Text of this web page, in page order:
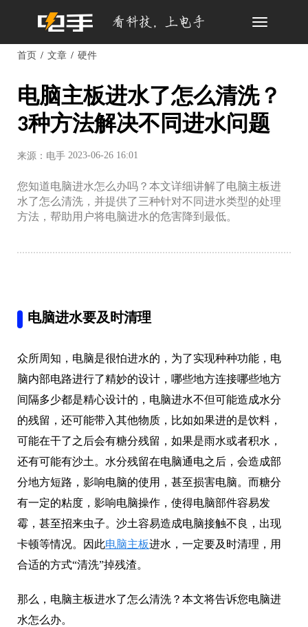
Toggle
首页 文章 硬件
电脑主板进水了怎么清洗？
3种方法解决不同进水问题
来源：电手 2023-06-26 16:01
您知道电脑进水怎么办吗？本文详细讲解了电脑主板进
水了怎么清洗，并提供了三种针对不同进水类型的处理
方法，帮助用户将电脑进水的危害降到最低。
电脑进水要及时清理
众所周知，电脑是很怕进水的，为了实现种种功能，电
脑内部电路进行了精妙的设计，哪些地方连接哪些地方
间隔多少都是精心设计的，电脑进水不但可能造成水分
的残留，还可能带入其他物质，比如如果进的是饮料，
可能在干了之后会有糖分残留，如果是雨水或者积水，
还有可能有沙土。水分残留在电脑通电之后，会造成部
分地方短路，影响电脑的使用，甚至损害电脑。而糖分
有一定的粘度，影响电脑操作，使得电脑部件容易发
霉，甚至招来虫子。沙土容易造成电脑接触不良，出现
卡顿等情况。因此电脑主板进水，一定要及时清理，用
合适的方式“清洗”掉残渣。
那么，电脑主板进水了怎么清洗？本文将告诉您电脑进
水怎么办。